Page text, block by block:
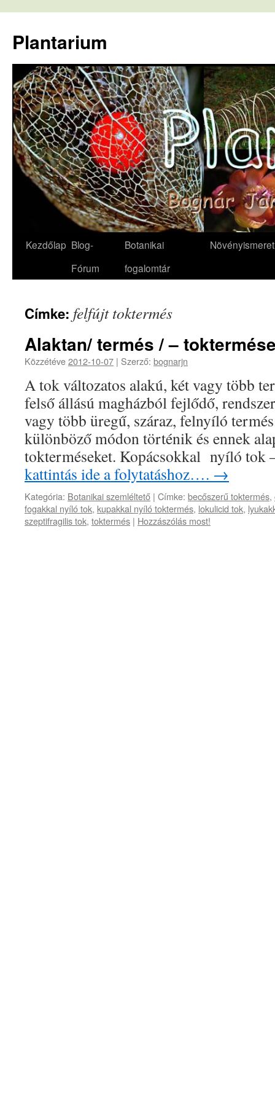
tartalomba
Plantarium
Kezdőlap Blog-
Fórum
Botanikai
fogalomtár
Növényismeret
Címke: felfújt toktermés
Alaktan/ termés / –
Közzétéve2012-10-07 | Szerző: bognarjn
A tok változatos alakú, két vagy több
felső állású magházból fejlődő,
vagy több üregű, száraz, felnyíló
különböző módon történik és ennek
tokterméseket. Kopácsokkal nyíló tok
kattintás ide a folytatáshoz…. →
Kategória: Botanikai szemléltető | Címke: becőszerű toktermés,
fogakkal nyíló tok, kupakkal nyíló toktermés, lokulicid tok,
szeptifragilis tok, toktermés | Hozzászólás most!